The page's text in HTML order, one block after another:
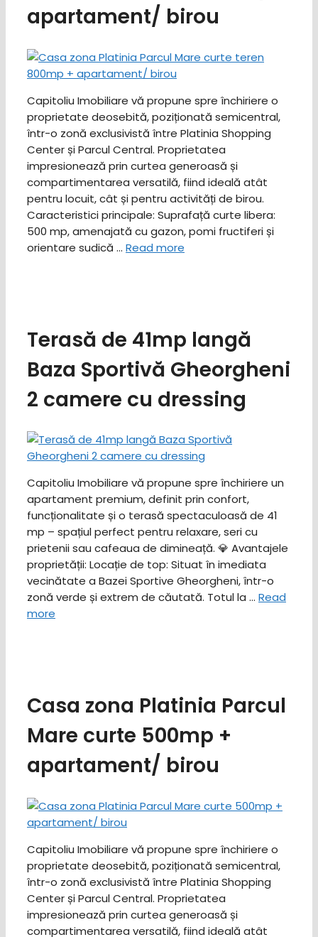
apartament/ birou
Capitoliu Imobiliare vă propune spre închiriere o
proprietate deosebită, poziționată semicentral,
într-o zonă exclusivistă între Platinia Shopping
Center și Parcul Central. Proprietatea
impresionează prin curtea generoasă și
compartimentarea versatilă, fiind ideală atât
pentru locuit, cât și pentru activități de birou. ​
Caracteristici principale: ​Suprafață curte libera:
500 mp, amenajată cu gazon, pomi fructiferi și
orientare sudică … Read more
Terasă de 41mp langă
Baza Sportivă Gheorgheni
2 camere cu dressing
Capitoliu Imobiliare vă propune spre închiriere un
apartament premium, definit prin confort,
funcționalitate și o terasă spectaculoasă de 41
mp – spațiul perfect pentru relaxare, seri cu
prietenii sau cafeaua de dimineață. ​💎 Avantajele
proprietății: ​Locație de top: Situat în imediata
vecinătate a Bazei Sportive Gheorgheni, într-o
zonă verde și extrem de căutată. ​Totul la … Read
more
Casa zona Platinia Parcul
Mare curte 500mp +
apartament/ birou
Capitoliu Imobiliare vă propune spre închiriere o
proprietate deosebită, poziționată semicentral,
într-o zonă exclusivistă între Platinia Shopping
Center și Parcul Central. Proprietatea
impresionează prin curtea generoasă și
compartimentarea versatilă, fiind ideală atât